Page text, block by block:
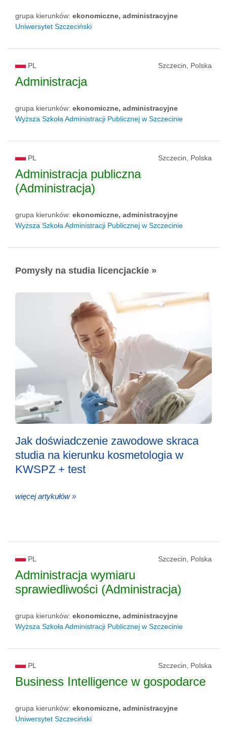
grupa kierunków: ekonomiczne, administracyjne
Uniwersytet Szczeciński
PL Szczecin, Polska
Administracja
grupa kierunków: ekonomiczne, administracyjne
Wyższa Szkoła Administracji Publicznej w Szczecinie
PL Szczecin, Polska
Administracja publiczna
(Administracja)
grupa kierunków: ekonomiczne, administracyjne
Wyższa Szkoła Administracji Publicznej w Szczecinie
Pomysły na studia licencjackie »
Jak doświadczenie zawodowe skraca
studia na kierunku kosmetologia w
KWSPZ + test
więcej artykułów »
PL Szczecin, Polska
Administracja wymiaru
sprawiedliwości (Administracja)
grupa kierunków: ekonomiczne, administracyjne
Wyższa Szkoła Administracji Publicznej w Szczecinie
PL Szczecin, Polska
Business Intelligence w gospodarce
grupa kierunków: ekonomiczne, administracyjne
Uniwersytet Szczeciński